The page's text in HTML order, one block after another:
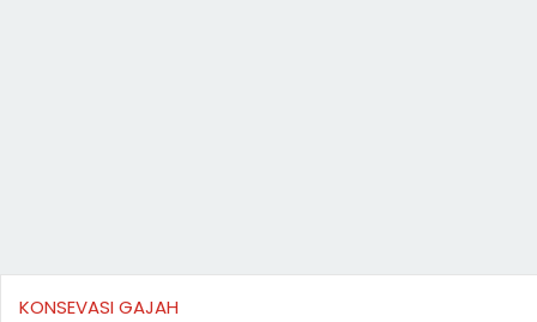
KONSEVASI GAJAH